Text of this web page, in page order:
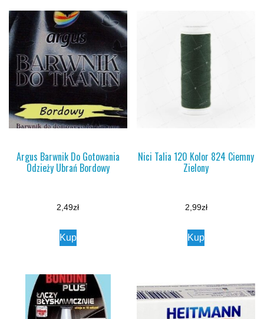
Argus Barwnik Do Gotowania
Odzieży Ubrań Bordowy
2,49zł
Kup
Nici Talia 120 Kolor 824 Ciemny
Zielony
2,99zł
Kup